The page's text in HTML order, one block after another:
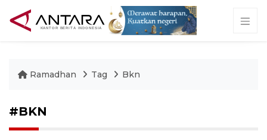
Ramadhan Tag Bkn
#BKN